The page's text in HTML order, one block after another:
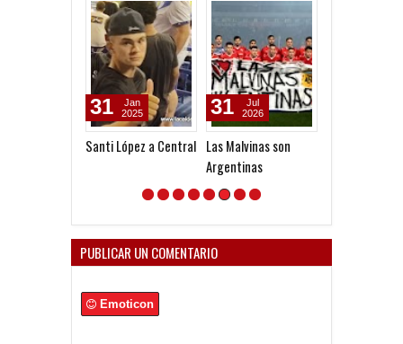
Santi López a Central
31
Jan
2025
Las Malvinas son
Argentinas
31
Jul
2026
PUBLICAR UN COMENTARIO
Emoticon